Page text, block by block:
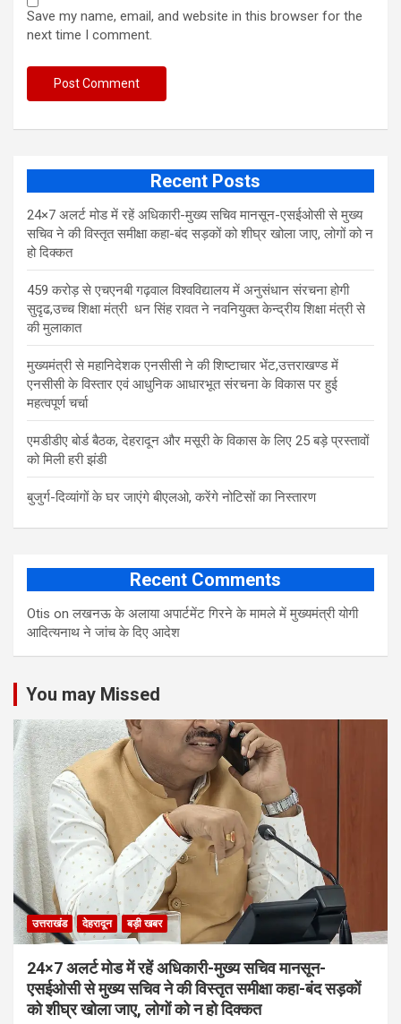
Save my name, email, and website in this browser for the
next time I comment.
Recent Posts
24×7 अलर्ट मोड में रहें अधिकारी-मुख्य सचिव मानसून-एसईओसी से मुख्य
सचिव ने की विस्तृत समीक्षा कहा-बंद सड़कों को शीघ्र खोला जाए, लोगों को न
हो दिक्कत
459 करोड़ से एचएनबी गढ़वाल विश्वविद्यालय में अनुसंधान संरचना होगी
सुदृढ,उच्च शिक्षा मंत्री धन सिंह रावत ने नवनियुक्त केन्द्रीय शिक्षा मंत्री से
की मुलाकात
मुख्यमंत्री से महानिदेशक एनसीसी ने की शिष्टाचार भेंट,उत्तराखण्ड में
एनसीसी के विस्तार एवं आधुनिक आधारभूत संरचना के विकास पर हुई
महत्वपूर्ण चर्चा
एमडीडीए बोर्ड बैठक, देहरादून और मसूरी के विकास के लिए 25 बड़े प्रस्तावों
को मिली हरी झंडी
बुजुर्ग-दिव्यांगों के घर जाएंगे बीएलओ, करेंगे नोटिसों का निस्तारण
Recent Comments
Otis onलखनऊ के अलाया अपार्टमेंट गिरने के मामले में मुख्‍यमंत्री योगी
आद‍ित्‍यनाथ ने जांच के द‍िए आदेश
You may Missed
उत्तराखंड देहरादून बड़ी खबर
24×7 अलर्ट मोड में रहें अधिकारी-मुख्य सचिव मानसून-
एसईओसी से मुख्य सचिव ने की विस्तृत समीक्षा कहा-बंद सड़कों
को शीघ्र खोला जाए, लोगों को न हो दिक्कत